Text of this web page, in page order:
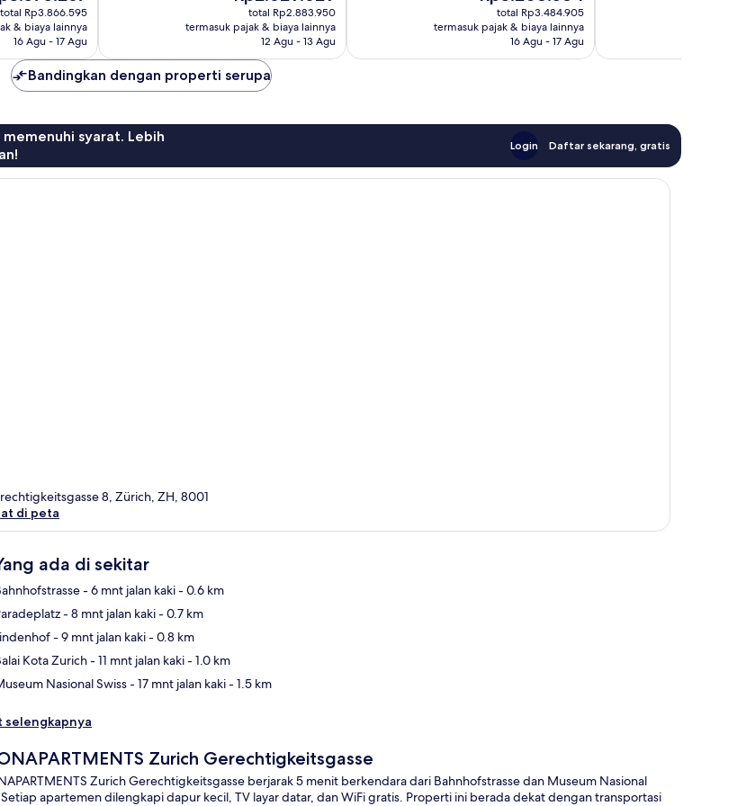
total Rp3.866.595
& biaya lainnya
16 Agu - 17 Agu
sekarang
Rp2.629.629
total Rp2.883.950
termasuk pajak & biaya lainnya
12 Agu - 13 Agu
sekarang
Rp3.208.584
total Rp3.484.905
termasuk pajak & biaya lainnya
16 Agu - 17 Agu
Bandingkan dengan properti serupa
syarat. Lebih
Login Daftar sekarang, gratis
8, Zürich, ZH, 8001
di peta
ada di sekitar
- 6 mnt jalan kaki- 0.6 km
- 8 mnt jalan kaki- 0.7 km
- 9 mnt jalan kaki- 0.8 km
Kota Zurich- 11 mnt jalan kaki- 1.0 km
Nasional Swiss- 17 mnt jalan kaki- 1.5 km
selengkapnya
Zurich Gerechtigkeitsgasse
Zurich Gerechtigkeitsgasse berjarak 5 menit berkendara dari Bahnhofstrasse dan Museum Nasional
Setiap apartemen dilengkapi dapur kecil, TV layar datar, dan WiFi gratis. Properti ini berada dekat dengan transportasi